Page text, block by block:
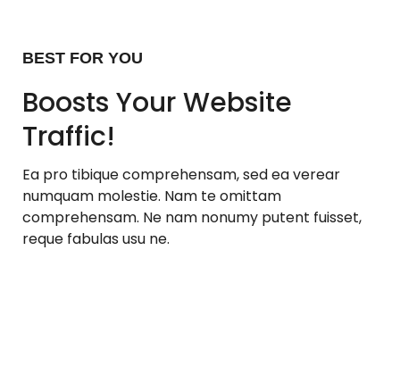
BEST FOR YOU
Boosts Your Website
Traffic!
Ea pro tibique comprehensam, sed ea verear
numquam molestie. Nam te omittam
comprehensam. Ne nam nonumy putent fuisset,
reque fabulas usu ne.